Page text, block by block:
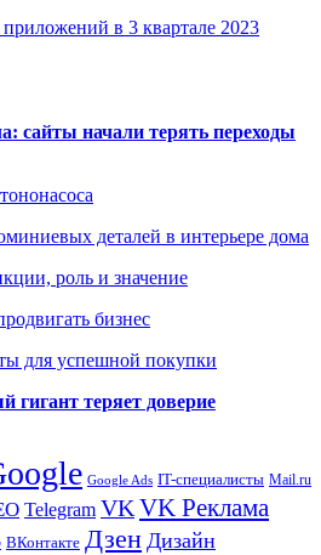
в 3 квартале 2023
сайты начали терять переходы
деталей в интерьере дома
роль и значение
бизнес
для успешной покупки
гигант теряет доверие
Google Ads IT-специалисты Mail.ru
Telegram VKVK Реклама
ВКонтакте Дзен Дизайн